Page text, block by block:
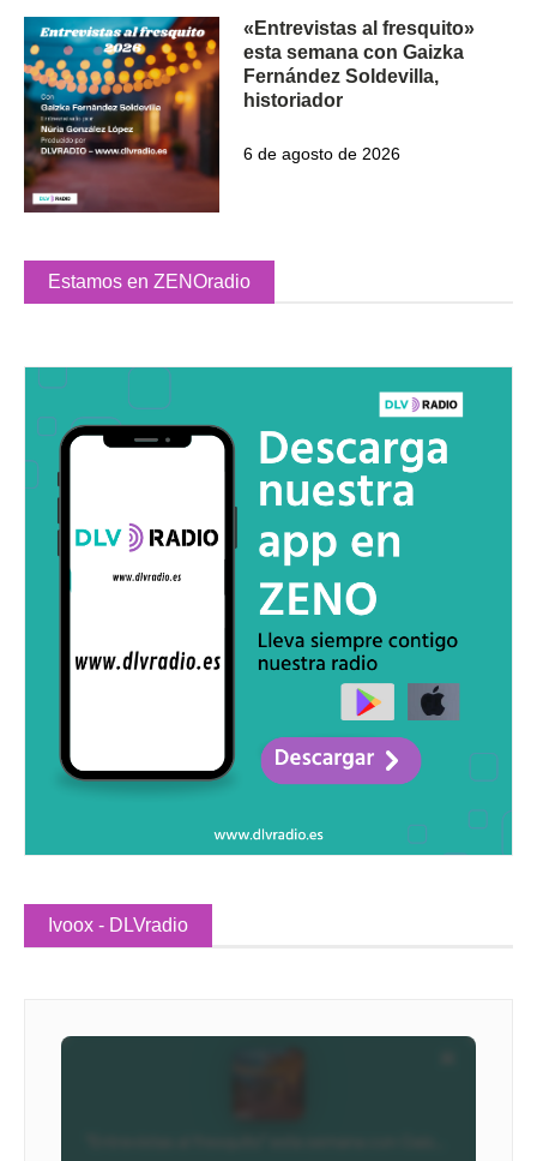
«Entrevistas al fresquito»
esta semana con Gaizka
Fernández Soldevilla,
historiador
6 de agosto de 2026
Estamos en ZENOradio
Ivoox - DLVradio